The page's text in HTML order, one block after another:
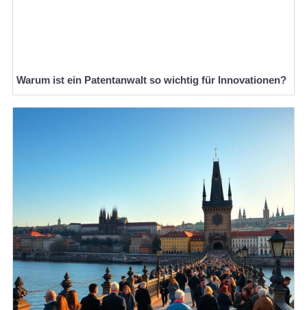
Warum ist ein Patentanwalt so wichtig für Innovationen?